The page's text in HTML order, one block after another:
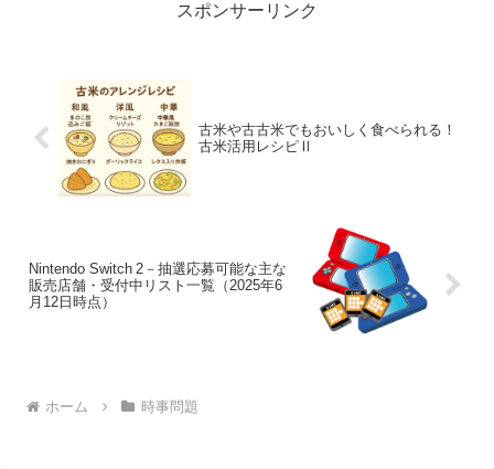
スポンサーリンク
古米や古古米でもおいしく食べられる！
古米活用レシピⅡ
Nintendo Switch 2－抽選応募可能な主な
販売店舗・受付中リスト一覧（2025年6
月12日時点）
ホーム 時事問題